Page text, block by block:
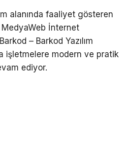
alanında faaliyet gösteren
İnternet
– Barkod Yazılım
işletmelere modern ve pratik
ediyor.